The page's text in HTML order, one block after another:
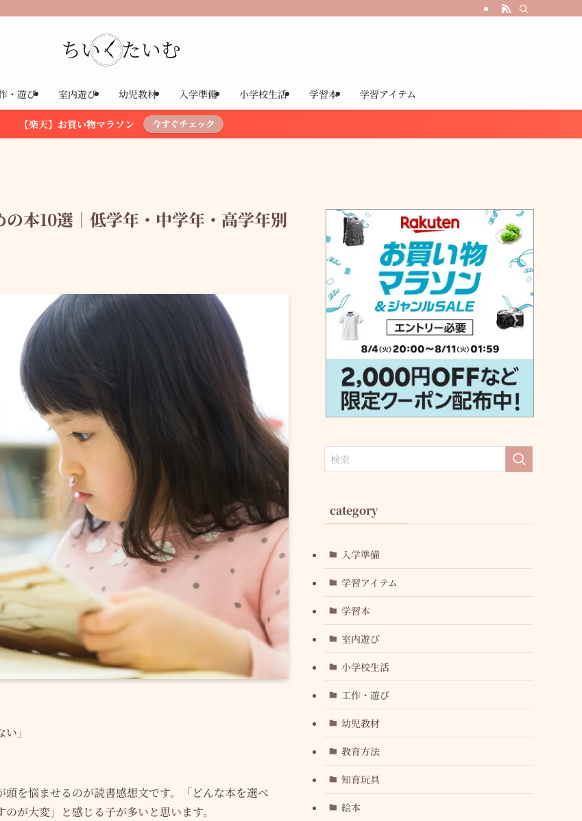
・遊び 室内遊び 幼児教材 入学準備 小学校生活 学習本 学習アイテム
【楽天】お買い物マラソン 今すぐチェック
本10選｜低学年・中学年・高学年別
」
を悩ませるのが読書感想文です。「どんな本を選べ
が大変」と感じる子が多いと思います。
category
入学準備
学習アイテム
学習本
室内遊び
小学校生活
工作・遊び
幼児教材
教育方法
知育玩具
絵本